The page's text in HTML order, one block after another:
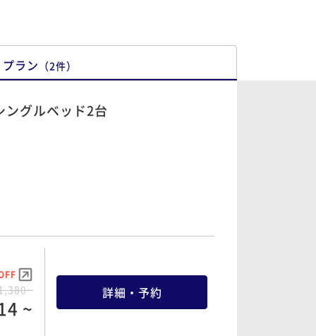
プラン （2件）
グルベッド2台
~
詳細・予約